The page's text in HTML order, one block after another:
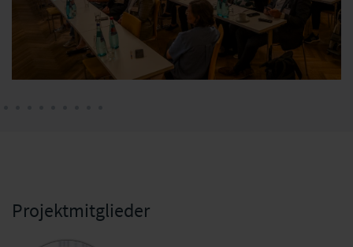
Projektmitglieder